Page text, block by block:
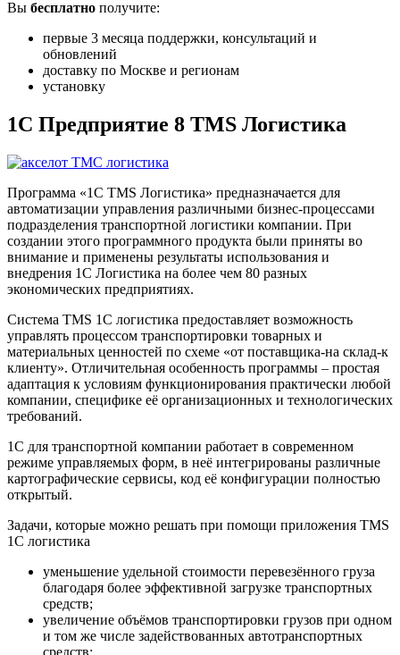
Вы бесплатно получите:
первые 3 месяца поддержки, консультаций и
обновлений
доставку по Москве и регионам
установку
1С Предприятие 8 TMS Логистика
Программа «1C TMS Логистика» предназначается для
автоматизации управления различными бизнес-процессами
подразделения транспортной логистики компании. При
создании этого программного продукта были приняты во
внимание и применены результаты использования и
внедрения 1С Логистика на более чем 80 разных
экономических предприятиях.
Система TMS 1С логистика предоставляет возможность
управлять процессом транспортировки товарных и
материальных ценностей по схеме «от поставщика-на склад-к
клиенту». Отличительная особенность программы – простая
адаптация к условиям функционирования практически любой
компании, специфике её организационных и технологических
требований.
1С для транспортной компании работает в современном
режиме управляемых форм, в неё интегрированы различные
картографические сервисы, код её конфигурации полностью
открытый.
Задачи, которые можно решать при помощи приложения TMS
1С логистика
уменьшение удельной стоимости перевезённого груза
благодаря более эффективной загрузке транспортных
средств;
увеличение объёмов транспортировки грузов при одном
и том же числе задействованных автотранспортных
средств;